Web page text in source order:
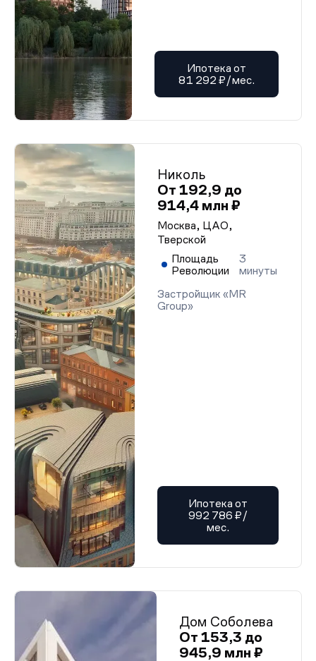
Ипотека от
81 292 ₽/мес.
Николь
От 192,9 до
914,4 млн ₽
Москва, ЦАО,
Тверской
Площадь
Революции
3
минуты
Застройщик «MR
Group»
Ипотека от
992 786 ₽/
мес.
Дом Соболева
От 153,3 до
945,9 млн ₽